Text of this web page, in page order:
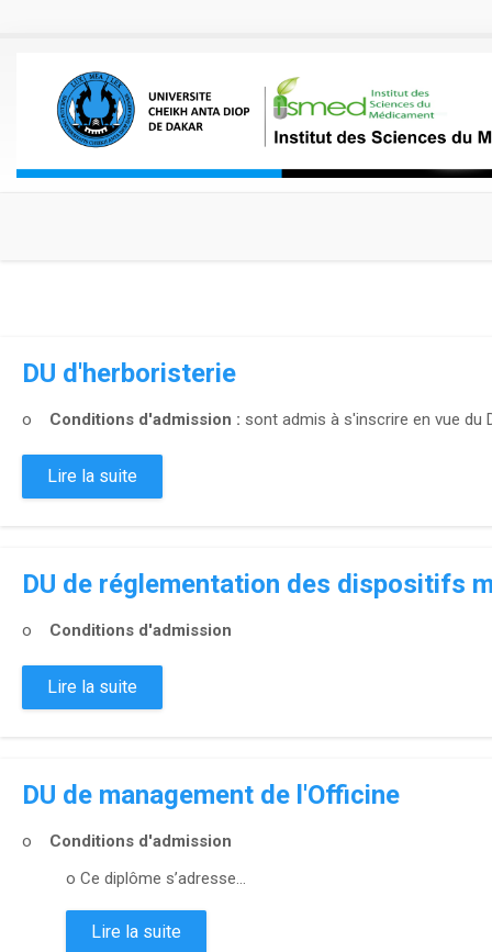
DU d'herboristerie
o Conditions d'admission : sont admis à s'inscrire en vue du
Lire la suite
DU de réglementation des dispositifs
o Conditions d'admission
Lire la suite
DU de management de l'Officine
o Conditions d'admission
o Ce diplôme s’adresse...
Lire la suite